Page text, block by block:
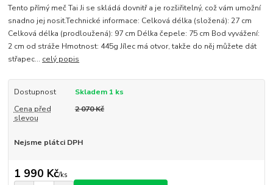
Tento přímý meč Tai Ji se skládá dovnitř a je rozšiřitelný, což vám umožní
snadno jej nosit.Technické informace: Celková délka (složená): 27 cm
Celková délka (prodloužená): 97 cm Délka čepele: 75 cm Bod vyvážení:
2 cm od stráže Hmotnost: 445g Jílec má otvor, takže do něj můžete dát
střapec... celý popis
Dostupnost
Skladem 1 ks
Cena před
slevou
2 070 Kč
Nejsme plátci DPH
1 990 Kč/ks